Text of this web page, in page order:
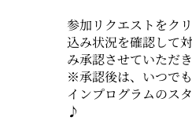
参加リクエストをク
込み状況を確認して
み承認させていただき
※承認後は、いつで
インプログラムのス
♪